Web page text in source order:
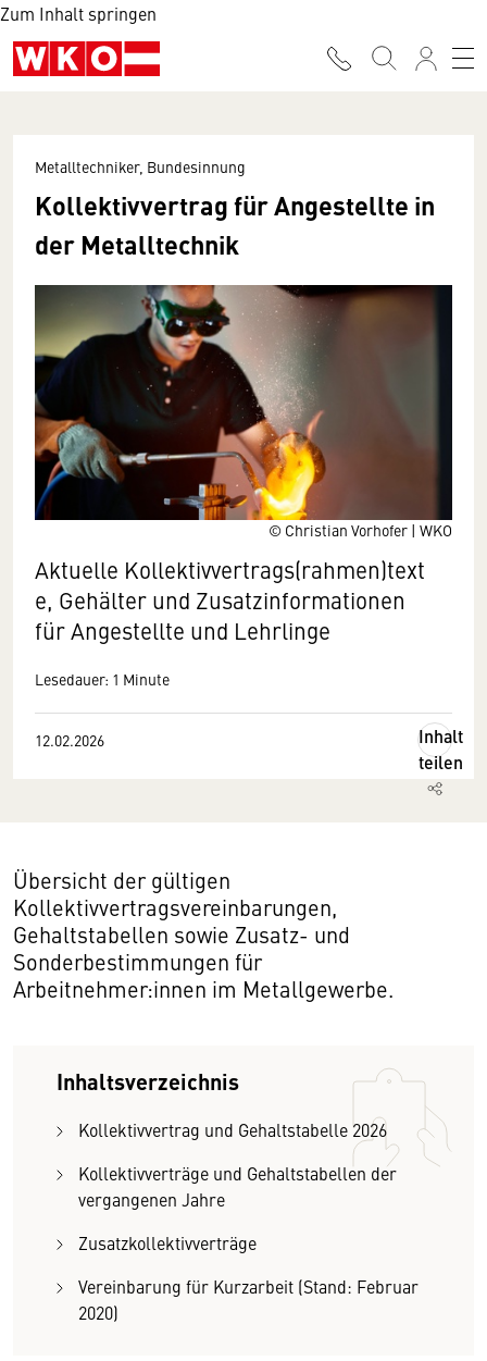
Zum Inhalt springen
© Christian Vorhofer | WKO
Metalltechniker, Bundesinnung
Kollektivvertrag für Angestellte in
der Metalltechnik
Aktuelle Kollektivvertrags(rahmen)text
e, Gehälter und Zusatzinformationen
für Angestellte und Lehrlinge
Lesedauer: 1 Minute
12.02.2026
Inhalt
teilen
Übersicht der gültigen
Kollektivvertragsvereinbarungen,
Gehaltstabellen sowie Zusatz- und
Sonderbestimmungen für
Arbeitnehmer:innen im Metallgewerbe.
Inhaltsverzeichnis
Kollektivvertrag und Gehaltstabelle 2026
Kollektivverträge und Gehaltstabellen der
vergangenen Jahre
Zusatzkollektivverträge
Vereinbarung für Kurzarbeit (Stand: Februar
2020)